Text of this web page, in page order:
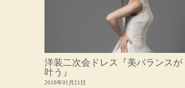
洋装二次会ドレス『美バランスが
叶う』
2018年01月21日